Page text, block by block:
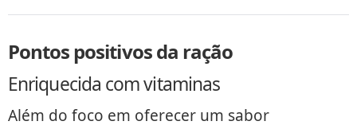
Pontos positivos da ração
Enriquecida com vitaminas
Além do foco em oferecer um sabor